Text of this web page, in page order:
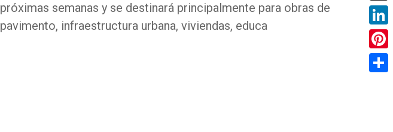
próximas semanas y se destinará principalmente para obras de
pavimento, infraestructura urbana, viviendas, educa
X